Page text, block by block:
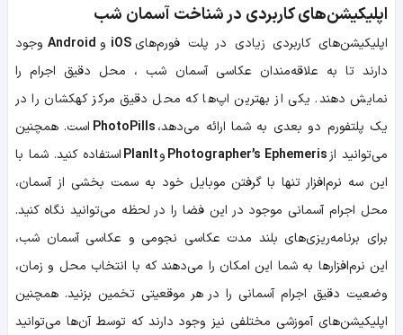
اپلیکیشن‌های کاربردی در شناخت آسمان شب
اپلیکیشن‌های کاربردی زیادی در پلت فورم‌های iOS و Android وجود
دارند تا به علاقه‌مندان عکاسی آسمان شب ، محل دقیق اجرام را
نمایش دهند. یکی از بهترین اپ‌ها که محل دقیق مرکز کهکشان را در
یک پلتفورم دو بعدی به شما ارائه می‌دهد،PhotoPills است. همچنین
می‌توانید ازPhotographer’s EphemerisوPlanItاستفاده کنید. شما با
این سه نرم‌افزار تنها با گرفتن موبایل خود به سمت بخشی از آسمان،
محل اجرام آسمانی موجود در این فضا را در لحظه‌ می‌توانید نگاه کنید.
برای برنامه‌ریزی‌های بلند مدت عکاسی نجومی و عکاسی آسمان شب،
این نرم‌افزارها به شما این امکان را می‌دهند که با انتخاب محل و زمان،
وضعیت دقیق اجرام آسمانی را در هر موقعیتی تخمین بزنید. همچنین
اپلیکیشن‌های آموزشی مختلفی نیز وجود دارند که توسط آن‌ها می‌توانید